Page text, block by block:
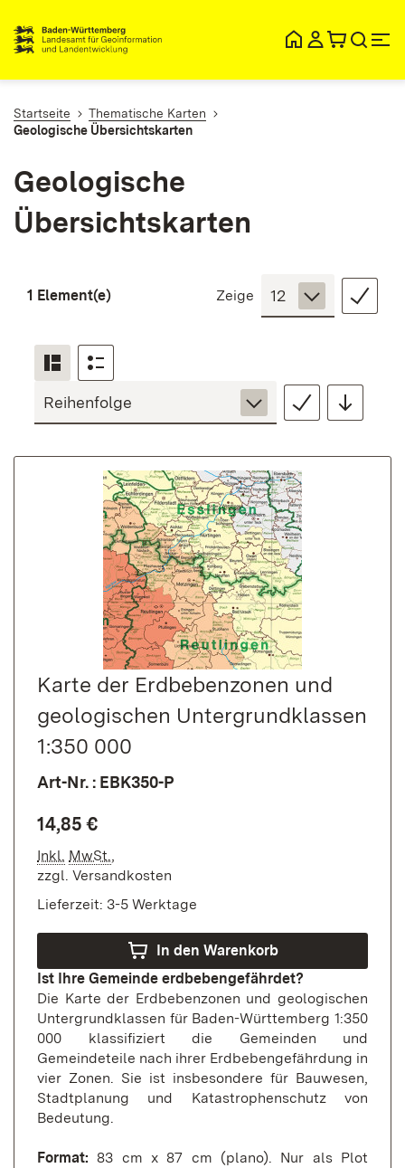
Startseite
Thematische Karten
Geologische Übersichtskarten
Geologische
Übersichtskarten
1 Element(e) Zeige
Karte der Erdbebenzonen und
geologischen Untergrundklassen
1:350 000
Art-Nr. : EBK350-P
14,85 €
Inkl. MwSt.,
zzgl. Versandkosten
Lieferzeit: 3-5 Werktage
In den Warenkorb
Ist Ihre Gemeinde erdbebengefährdet?
Die Karte der Erdbebenzonen und geologischen
Untergrundklassen für Baden-Württemberg 1:350
000 klassifiziert die Gemeinden und
Gemeindeteile nach ihrer Erdbebengefährdung in
vier Zonen. Sie ist insbesondere für Bauwesen,
Stadtplanung und Katastrophenschutz von
Bedeutung.
Format: 83 cm x 87 cm (plano). Nur als Plot